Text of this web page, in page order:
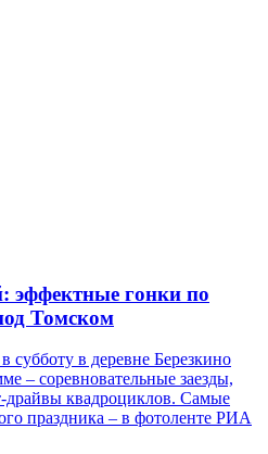
эффектные гонки по
Томском
субботу в деревне Березкино
– соревновательные заезды,
драйвы квадроциклов. Самые
праздника – в фотоленте РИА